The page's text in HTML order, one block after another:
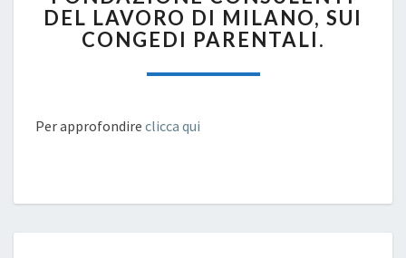
CLIENTELA,
LA
CIRCOLARE
DI
DI
MILANO,
DEL LAVORO DI MILANO, SUI
CONGEDI PARENTALI.
Per approfondire clicca qui